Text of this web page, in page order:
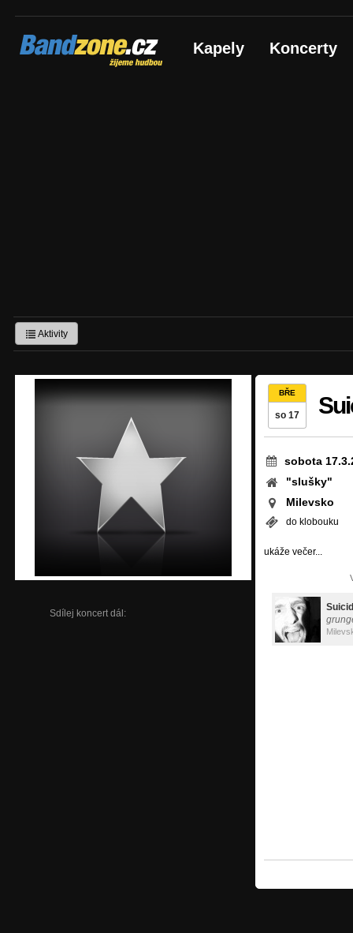
Bandzone.cz
žijeme hudbou Kapely Koncerty
Aktivity
Sdílej koncert dál:
BŘE
so 17
sobota
"slušky"
Milevsko
do klobouku
ukáže večer...